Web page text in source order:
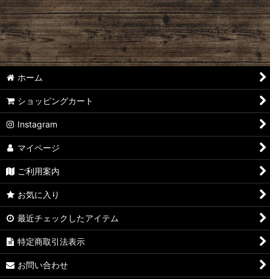
ホーム
ショッピングカート
Instagram
マイページ
ご利用案内
お気に入り
最近チェックしたアイテム
特定商取引法表示
お問い合わせ